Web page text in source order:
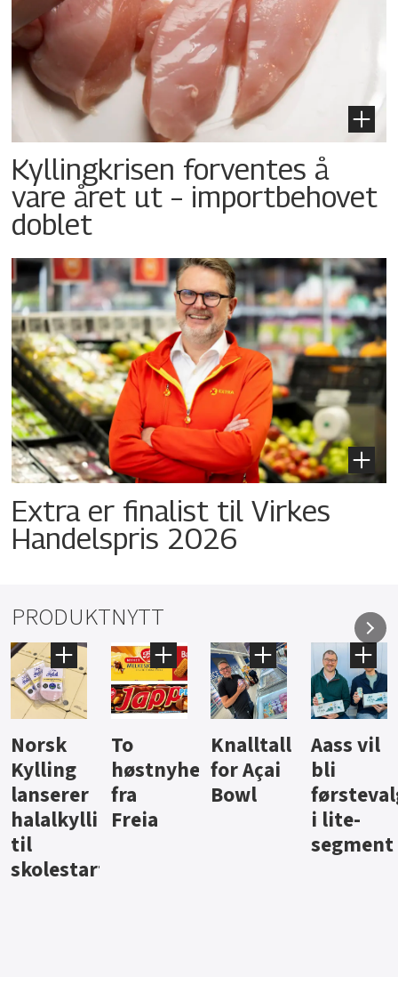
Kyllingkrisen forventes å
vare året ut – importbehovet
doblet
Extra er finalist til Virkes
Handelspris 2026
PRODUKTNYTT
Knalltall
for Açai
Bowl
Aass vil
bli
førstevalg
i lite-
Brus og
jus fra
Berentsen
Hard
iste fra
Hansa